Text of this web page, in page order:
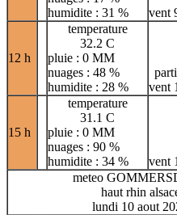
humidite : 31 %
vent
12 h
temperature
32.2 C
pluie : 0 MM
nuages : 48 %
humidite : 28 %
vent
15 h
temperature
31.1 C
pluie : 0 MM
nuages : 90 %
humidite : 34 %
vent
meteo
haut rhin
lundi 10 aout